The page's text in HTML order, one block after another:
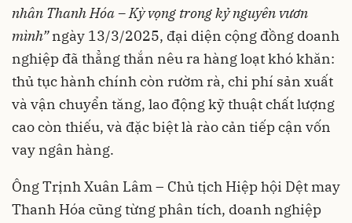
nhân Thanh Hóa – Kỳ vọng trong kỷ nguyên vươn
mình”ngày 13/3/2025, đại diện cộng đồng doanh
nghiệp đã thẳng thắn nêu ra hàng loạt khó khăn:
thủ tục hành chính còn rườm rà, chi phí sản xuất
và vận chuyển tăng, lao động kỹ thuật chất lượng
cao còn thiếu, và đặc biệt là rào cản tiếp cận vốn
vay ngân hàng.
Ông Trịnh Xuân Lâm – Chủ tịch Hiệp hội Dệt may
Thanh Hóa cũng từng phân tích, doanh nghiệp